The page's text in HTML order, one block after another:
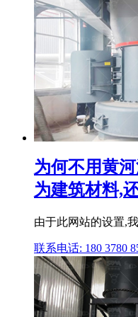
为何不用黄
为建筑材料,
由于此网站的设置,
联系电话: 180 3780